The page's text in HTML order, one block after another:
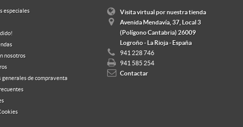
especiales
nosotros
generales de compraventa
Visita virtual por nuestra tienda
Avenida Mendavía, 37, Local 3
(Polígono Cantabria) 26009
Logroño - La Rioja - España
941 228 746
941 585 254
Contactar